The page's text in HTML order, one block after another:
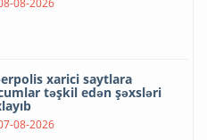
08-2026
xarici saytlara
təşkil edən şəxsləri
08-2026